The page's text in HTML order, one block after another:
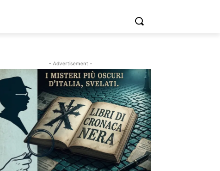
- Advertisement -